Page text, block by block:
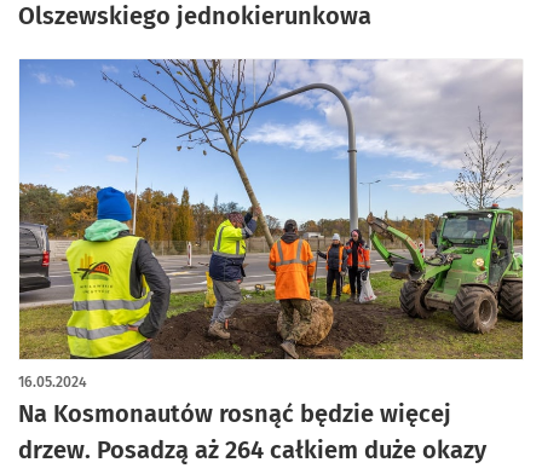
Olszewskiego jednokierunkowa
Na Kosmonautów rosnąć będzie więcej
drzew. Posadzą aż 264 całkiem duże okazy
16.05.2024